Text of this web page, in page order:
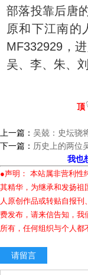
部落投靠后唐
原和下江南的
MF332929，
吴、李、朱、刘
顶
上一篇： 吴兢：史坛骁
下一篇： 历史上的两位
我也
●声明： 本站属非营利性
其精华，为继承和发扬祖
人原创作品或转贴自报
费发布，请来信告知，我
所有，任何组织与个人
请留言